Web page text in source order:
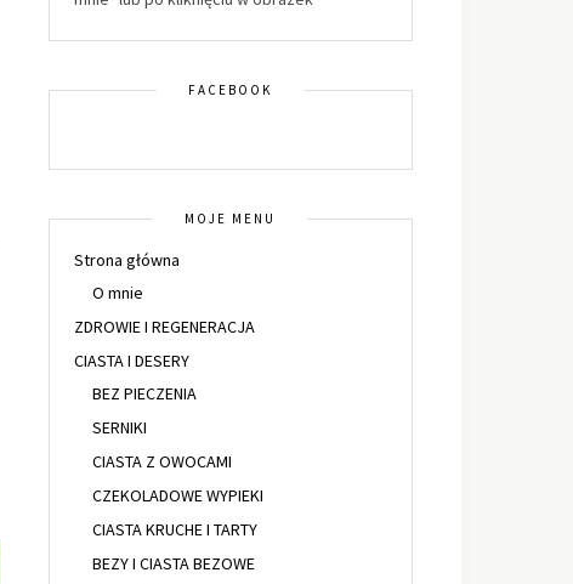
FACEBOOK
MOJE MENU
Strona główna
O mnie
ZDROWIE I REGENERACJA
CIASTA I DESERY
BEZ PIECZENIA
SERNIKI
CIASTA Z OWOCAMI
CZEKOLADOWE WYPIEKI
CIASTA KRUCHE I TARTY
BEZY I CIASTA BEZOWE